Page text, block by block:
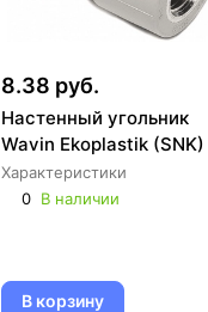
8.38 руб.
Настенный угольник
Wavin Ekoplastik (SNK)
Характеристики
0 В наличии
В корзину